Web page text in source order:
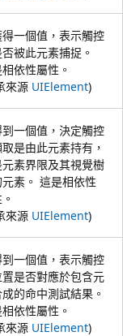
一個值，表示觸控
被此元素捕捉。
依性屬性。
來源 UIElement)
一個值，決定觸控
是由此元素持有，
素界限及其視覺樹
元素。 這是相依性
來源 UIElement)
一個值，表示觸控
是否對應於包含元
的命中測試結果。
依性屬性。
來源 UIElement)